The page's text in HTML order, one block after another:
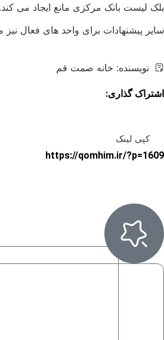
بلک لیست بانک مرکزی مانع ایجاد می کند.
سایر پیشنهادات برای واحد های فعال
نویسنده: خانه صمت قم
اشتراک گذاری:
کپی لینک
https://qomhim.ir/?p=1609